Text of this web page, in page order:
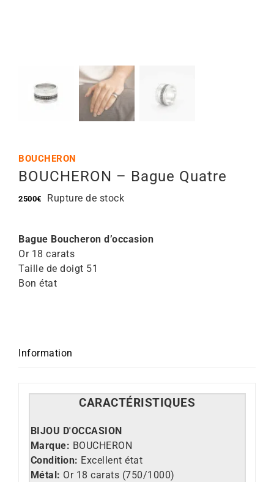
BOUCHERON
BOUCHERON – Bague Quatre
2500€ Rupture de stock
Bague Boucheron d’occasion
Or 18 carats
Taille de doigt 51
Bon état
Information
CARACTÉRISTIQUES
BIJOU D'OCCASION
Marque: BOUCHERON
Condition: Excellent état
Métal: Or 18 carats (750/1000)